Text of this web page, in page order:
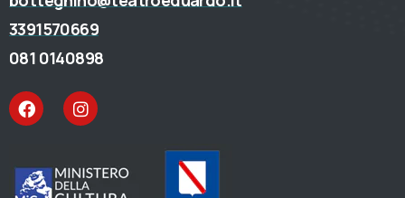
3391570669
081 0140898